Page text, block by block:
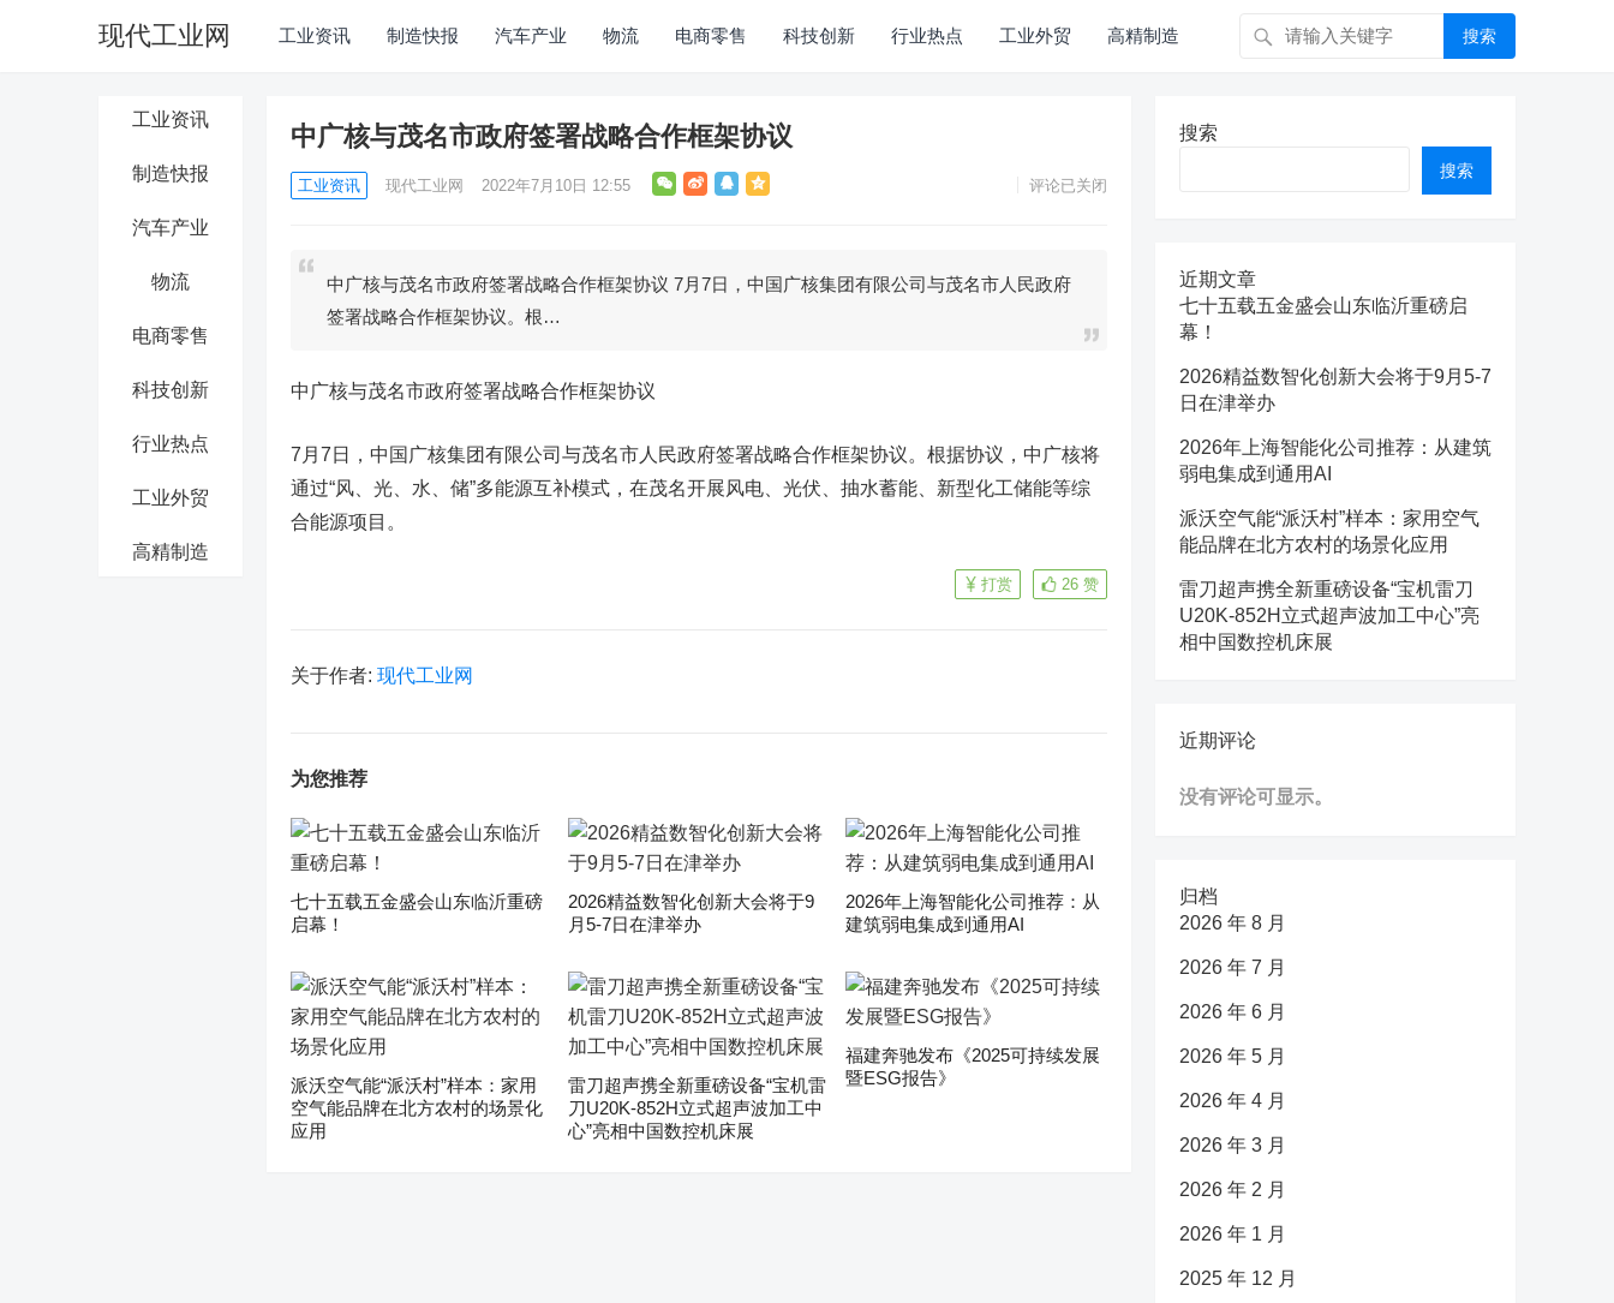
现代工业网 工业资讯 制造快报 汽车产业 物流 电商零售 科技创新 行业热点 工业外贸 高精制造 搜索
工业资讯
制造快报
汽车产业
物流
电商零售
科技创新
行业热点
工业外贸
高精制造
中广核与茂名市政府签署战略合作框架协议
工业资讯 现代工业网 2022年7月10日 12:55 评论已关闭
中广核与茂名市政府签署战略合作框架协议 7月7日，中国广核集团有限公司与茂名市人民政府
签署战略合作框架协议。根…
中广核与茂名市政府签署战略合作框架协议
7月7日，中国广核集团有限公司与茂名市人民政府签署战略合作框架协议。根据协议，中广核将
通过“风、光、水、储”多能源互补模式，在茂名开展风电、光伏、抽水蓄能、新型化工储能等综
合能源项目。
26 赞
打赏
关于作者: 现代工业网
为您推荐
七十五载五金盛会山东临沂重磅
启幕！
2026精益数智化创新大会将于9
月5-7日在津举办
2026年上海智能化公司推荐：从
建筑弱电集成到通用AI
派沃空气能“派沃村”样本：家用
空气能品牌在北方农村的场景化
应用
雷刀超声携全新重磅设备“宝机雷
刀U20K-852H立式超声波加工中
心”亮相中国数控机床展
福建奔驰发布《2025可持续发展
暨ESG报告》
搜索
搜索
近期文章
七十五载五金盛会山东临沂重磅启
幕！
2026精益数智化创新大会将于9月5-7
日在津举办
2026年上海智能化公司推荐：从建筑
弱电集成到通用AI
派沃空气能“派沃村”样本：家用空气
能品牌在北方农村的场景化应用
雷刀超声携全新重磅设备“宝机雷刀
U20K-852H立式超声波加工中心”亮
相中国数控机床展
近期评论
没有评论可显示。
归档
2026 年 8 月
2026 年 7 月
2026 年 6 月
2026 年 5 月
2026 年 4 月
2026 年 3 月
2026 年 2 月
2026 年 1 月
2025 年 12 月